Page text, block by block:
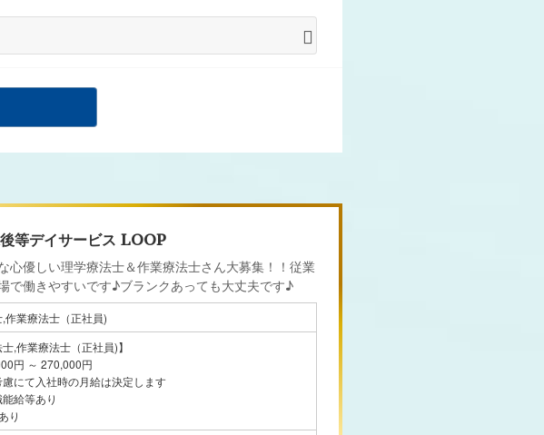
等デイサービス LOOP
心優しい理学療法士＆作業療法士さん大募集！！従業
で働きやすいです♪ブランクあっても大丈夫です♪
作業療法士（正社員)
士,作業療法士（正社員)】
円 ～ 270,000円
にて入社時の月給は決定します
給等あり
り